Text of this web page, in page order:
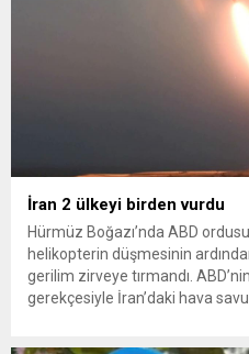
İran 2 ülkeyi birden vurdu
Hürmüz Boğazı’nda ABD
helikopterin düşmesinin
gerilim zirveye tırmandı.
gerekçesiyle İran’daki hava